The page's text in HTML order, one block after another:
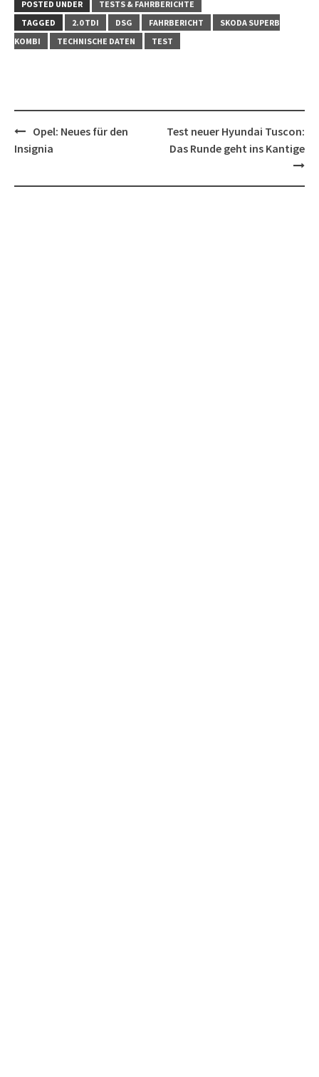
POSTED UNDER
TESTS & FAHRBERICHTE
TAGGED
2.0 TDI DSG FAHRBERICHT
SKODA SUPERB
KOMBI
TECHNISCHE DATEN TEST
Post
navigation
Opel: Neues für den
Insignia
Test neuer Hyundai Tuscon:
Das Runde geht ins Kantige